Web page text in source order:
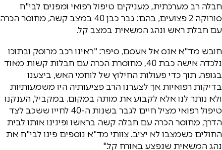
חבלה רב מערכתית, מעניקים טיפול רפואי ומפנים לבי"ח
סורוקה 2 פצועים, בהם: גבר כבן 40 במצב קשה, מחוסר הכרה
עם חבלת ראש ונהג המשאית במצב קל.
חובש מד"א אנס אל אעסם, סיפר: "ראינו רכב מרוסק ובתוכו
נלכדה אישה כבת 40, מחוסרת הכרה עם חבלות קשות מאוד
בגופה. תוך כדי פעולות החילוץ של לוחמי האש, ביצענו
בדיקות רפואיות אך לצערנו הרב פציעותיה היו משמעותיות
ולא נותר לנו אלא לקבוע את מותה במקום. במקביל, הענקנו
טיפול רפואי מציל חיים לגבר בשנות ה-40 לחייו ששכב לצד
הדרך, מחוסר הכרה עם חבלה קשה בראשו ופינינו אותו לבית
החולים כשמצבו לא יציב. צוותי מד"א נוספים פינו לבי"ח את
נהג המשאית שנפצע באורח קל."